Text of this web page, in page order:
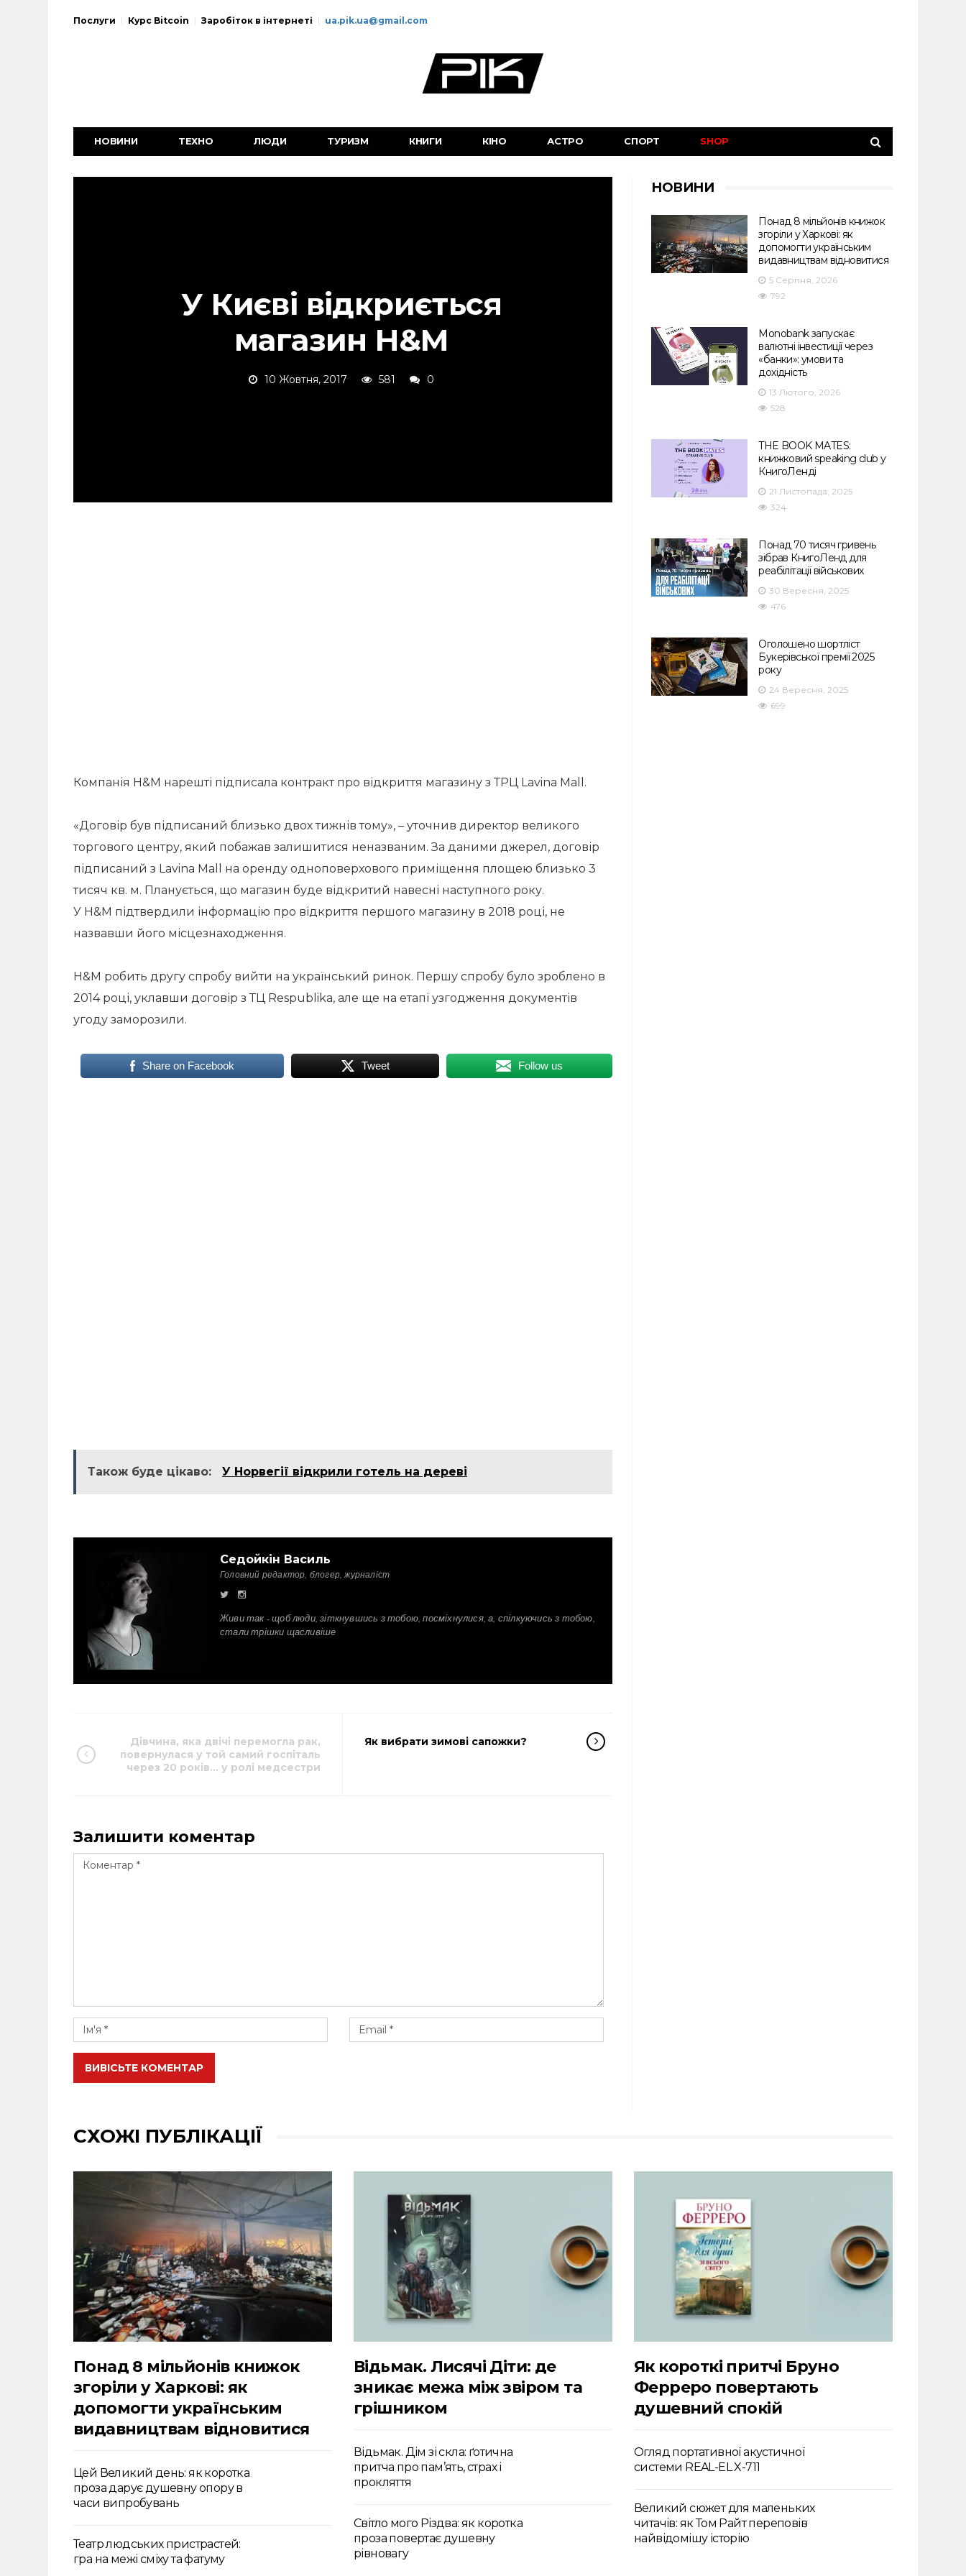
Послуги Курс Bitcoin Заробіток в інтернеті ua.pik.ua@gmail.com
НОВИНИ ТЕХНО ЛЮДИ ТУРИЗМ КНИГИ КІНО АСТРО СПОРТ SHOP
У Києві відкриється
магазин H&M
10 Жовтня, 2017 581 0
Компанія H&M нарешті підписала контракт про відкриття магазину з ТРЦ Lavina Mall.
«Договір був підписаний близько двох тижнів тому», – уточнив директор великого
торгового центру, який побажав залишитися неназваним. За даними джерел, договір
підписаний з Lavina Mall на оренду одноповерхового приміщення площею близько 3
тисяч кв. м. Планується, що магазин буде відкритий навесні наступного року.
У H&M підтвердили інформацію про відкриття першого магазину в 2018 році, не
назвавши його місцезнаходження.
H&M робить другу спробу вийти на український ринок. Першу спробу було зроблено в
2014 році, уклавши договір з ТЦ Respublika, але ще на етапі узгодження документів
угоду заморозили.
Share on Facebook Tweet Follow us
Також буде цікаво: У Норвегії відкрили готель на дереві
Седойкін Василь
Головний редактор, блогер, журналіст
Живи так - щоб люди, зіткнувшись з тобою, посміхнулися, а, спілкуючись з тобою,
стали трішки щасливіше
Дівчина, яка двічі перемогла рак,
повернулася у той самий госпіталь
через 20 років… у ролі медсестри
Як вибрати зимові сапожки?
Залишити коментар
ВИВІСЬТЕ КОМЕНТАР
НОВИНИ
Понад 8 мільйонів книжок
згоріли у Харкові: як
допомогти українським
видавництвам відновитися
5 Серпня, 2026
792
Monobank запускає
валютні інвестиції через
«банки»: умови та
дохідність
13 Лютого, 2026
528
THE BOOK MATES:
книжковий speaking club у
КнигоЛенді
21 Листопада, 2025
324
Понад 70 тисяч гривень
зібрав КнигоЛенд для
реабілітації військових
30 Вересня, 2025
476
Оголошено шортліст
Букерівської премії 2025
року
24 Вересня, 2025
699
СХОЖІ ПУБЛІКАЦІЇ
Понад 8 мільйонів книжок
згоріли у Харкові: як
допомогти українським
видавництвам відновитися
Цей Великий день: як коротка
проза дарує душевну опору в
часи випробувань
Театр людських пристрастей:
гра на межі сміху та фатуму
Відьмак. Лисячі Діти: де
зникає межа між звіром та
грішником
Відьмак. Дім зі скла: ґотична
притча про пам’ять, страх і
прокляття
Світло мого Різдва: як коротка
проза повертає душевну
рівновагу
Як короткі притчі Бруно
Ферреро повертають
душевний спокій
Огляд портативної акустичної
системи REAL-EL X-711
Великий сюжет для маленьких
читачів: як Том Райт переповів
найвідомішу історію